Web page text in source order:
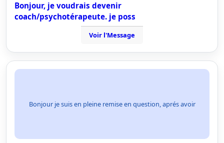
Bonjour, je voudrais devenir
coach/psychotérapeute. je poss
Voir l'Message
Bonjour je suis en pleine remise en question, aprés avoir